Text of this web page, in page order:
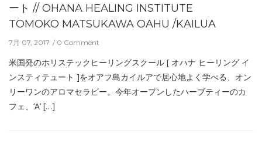
ート // OHANA HEALING INSTITUTE
TOMOKO MATSUKAWA OAHU /KAILUA
7月 07, 2017 0 Comment
米国発のホリステックヒーリングスクール [ オハナ ヒーリング イ
ンスティテュート ]をオアフ島カイルアで居心地よく学べる、オン
リーワンのアロマセラビー。今年オープンしたハーブティーのカ
フェ、’A’ […]